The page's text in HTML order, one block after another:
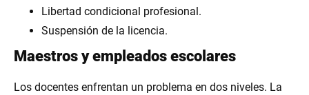
Libertad condicional profesional.
Suspensión de la licencia.
Maestros y empleados escolares
Los docentes enfrentan un problema en dos niveles. La